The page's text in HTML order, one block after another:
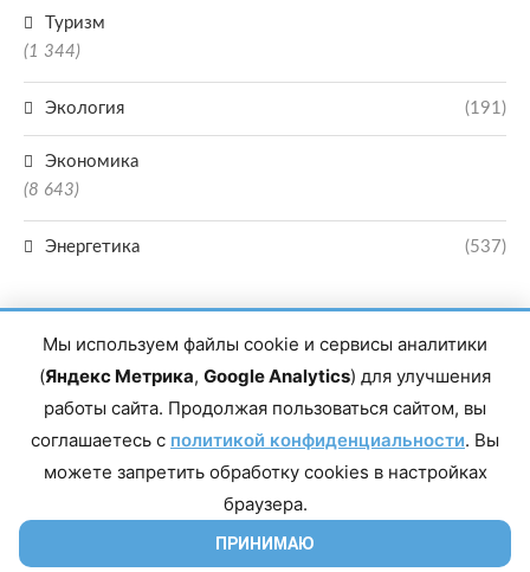
Туризм
(1 344)
Экология (191)
Экономика
(8 643)
Энергетика (537)
Главный редактор сетевого издания Магомаев Тимур Нухович. Контакты
редакции: 8(988)-292-94-34 Почта: vestiskfo@gmail.com По вопросам
Дагестан, г. Махачкала, пр-т Насрутдинова, д. 1а. Все права защищены.
Копирование и использование полных материалов запрещено, частичное
цитирование возможно только при условии гиперссылки на сайт mirmol.ru.
Мы используем файлы cookie и сервисы аналитики
(Яндекс Метрика, Google Analytics) для улучшения
работы сайта. Продолжая пользоваться сайтом, вы
соглашаетесь с политикой конфиденциальности. Вы
можете запретить обработку cookies в настройках
браузера.
ПРИНИМАЮ